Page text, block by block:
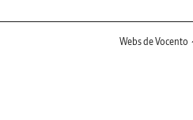
Webs de Vocento